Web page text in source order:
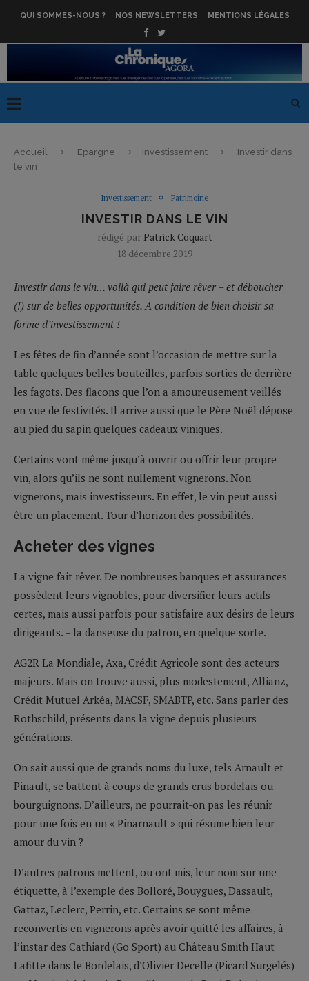
QUI SOMMES-NOUS ? NOS NEWSLETTERS MENTIONS LÉGALES
Accueil Epargne Investissement
Investir dans
le vin
Investissement Patrimoine
INVESTIR DANS LE VIN
rédigé par Patrick Coquart
18 décembre 2019
Investir dans le vin… voilà qui peut faire rêver – et déboucher
(!) sur de belles opportunités. A condition de bien choisir sa
forme d’investissement !
Les fêtes de fin d’année sont l’occasion de mettre sur la
table quelques belles bouteilles, parfois sorties de derrière
les fagots. Des flacons que l’on a amoureusement veillés
en vue de festivités. Il arrive aussi que le Père Noël dépose
au pied du sapin quelques cadeaux viniques.
Certains vont même jusqu’à ouvrir ou offrir leur propre
vin, alors qu’ils ne sont nullement vignerons. Non
vignerons, mais investisseurs. En effet, le vin peut aussi
être un placement. Tour d’horizon des possibilités.
Acheter des vignes
La vigne fait rêver. De nombreuses banques et assurances
possèdent leurs vignobles, pour diversifier leurs actifs
certes, mais aussi parfois pour satisfaire aux désirs de leurs
dirigeants. – la danseuse du patron, en quelque sorte.
AG2R La Mondiale, Axa, Crédit Agricole sont des acteurs
majeurs. Mais on trouve aussi, plus modestement, Allianz,
Crédit Mutuel Arkéa, MACSF, SMABTP, etc. Sans parler des
Rothschild, présents dans la vigne depuis plusieurs
générations.
On sait aussi que de grands noms du luxe, tels Arnault et
Pinault, se battent à coups de grands crus bordelais ou
bourguignons. D’ailleurs, ne pourrait-on pas les réunir
pour une fois en un « Pinarnault » qui résume bien leur
amour du vin ?
D’autres patrons mettent, ou ont mis, leur nom sur une
étiquette, à l’exemple des Bolloré, Bouygues, Dassault,
Gattaz, Leclerc, Perrin, etc. Certains se sont même
reconvertis en vignerons après avoir quitté les affaires, à
l’instar des Cathiard (Go Sport) au Château Smith Haut
Lafitte dans le Bordelais, d’Olivier Decelle (Picard Surgelés)